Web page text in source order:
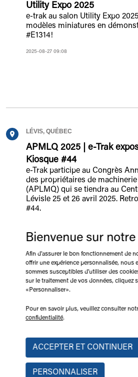
Bienvenue sur
Afin d'assurer le bon fonctionnement de
offrir une expérience personnalisée, nous
sommes susceptibles d'utiliser des
sur le traitement de vos données, cliquez
«Personnaliser».
Pour en savoir plus, veuillez consulter
confidentialité.
ACCEPTER ET CONTINUER
PERSONNALISER
Utility Expo 2025
e-trak au salon Utility Expo
modèles miniatures en
#E1314!
2025-08-27 09:08
LÉVIS, QUÉBEC
APMLQ 2025 | e-Trak
Kiosque #44
e-Trak participe au Congrès
des propriétaires de
(APLMQ) qui se tiendra au
Lévisle 25 et 26 avril 2025.
#44.
LAS VEGAS, NEVADA
ARA Show 2025
qui se tiendra au Las Vegas
2024-12-03 13:12